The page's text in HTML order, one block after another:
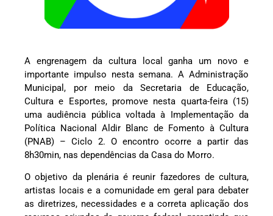
A engrenagem da cultura local ganha um novo e
importante impulso nesta semana. A Administração
Municipal, por meio da Secretaria de Educação,
Cultura e Esportes, promove nesta quarta-feira (15)
uma audiência pública voltada à Implementação da
Política Nacional Aldir Blanc de Fomento à Cultura
(PNAB) – Ciclo 2. O encontro ocorre a partir das
8h30min, nas dependências da Casa do Morro.
O objetivo da plenária é reunir fazedores de cultura,
artistas locais e a comunidade em geral para debater
as diretrizes, necessidades e a correta aplicação dos